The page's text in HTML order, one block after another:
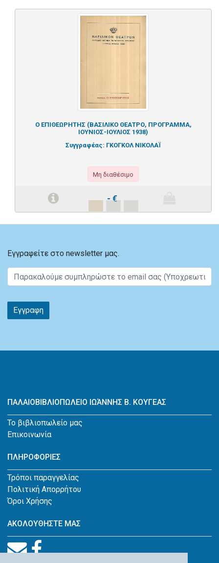
Ο ΕΠΙΘΕΩΡΗΤΗΣ (ΒΑΣΙΛΙΚΟ ΘΕΑΤΡΟ, ΠΡΟΓΡΑΜΜΑ,
ΙΟΥΝΙΟΣ-ΙΟΥΛΙΟΣ 1938)
Συγγραφέας: ΓΚΟΓΚΟΛ ΝΙΚΟΛΑΪ
Μη διαθέσιμο
- €
Εγγραφείτε στο newsletter μας.
Εγγραφη
ΠΑΛΑΙΟΒΙΒΛΙΟΠΩΛΕΙΟ ΙΩΆΝΝΗΣ Β. ΚΟΥΓΕΑΣ
Το βιβλιοπωλείο μας
Επικοινωνία
ΠΛΗΡΟΦΟΡΙΕΣ
Τρόποι παραγγελίας
Πολιτική Απορρήτου
Όροι Χρήσης
ΑΚΟΛΟΥΘΗΣΤΕ ΜΑΣ